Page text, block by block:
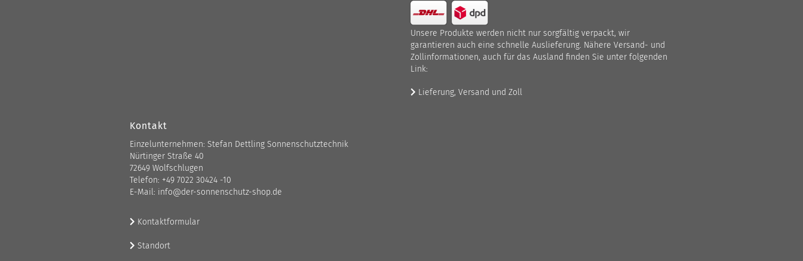
Unsere Produkte werden nicht nur sorgfältig verpackt, wir
garantieren auch eine schnelle Auslieferung. Nähere Versand- und
Zollinformationen, auch für das Ausland finden Sie unter folgenden
Link:
Lieferung, Versand und Zoll
Kontakt
Einzelunternehmen: Stefan Dettling Sonnenschutztechnik
Nürtinger Straße 40
72649 Wolfschlugen
Telefon: +49 7022 30424 -10
E-Mail: info@der-sonnenschutz-shop.de
Kontaktformular
Standort